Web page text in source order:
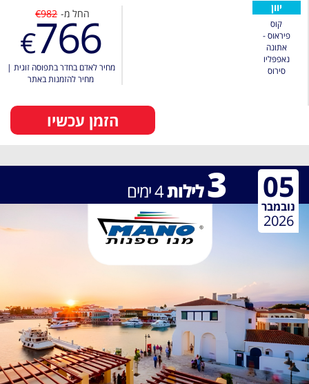
יוון
קוס
פיראוס -
אתונה
נאפפּליו
סירוס
החל מ- €982
€766
מחיר לאדם בחדר בתפוסה זוגית |
מחיר להזמנות באתר
הזמן עכשיו
3לילות4ימים 05
נובמבר
2026